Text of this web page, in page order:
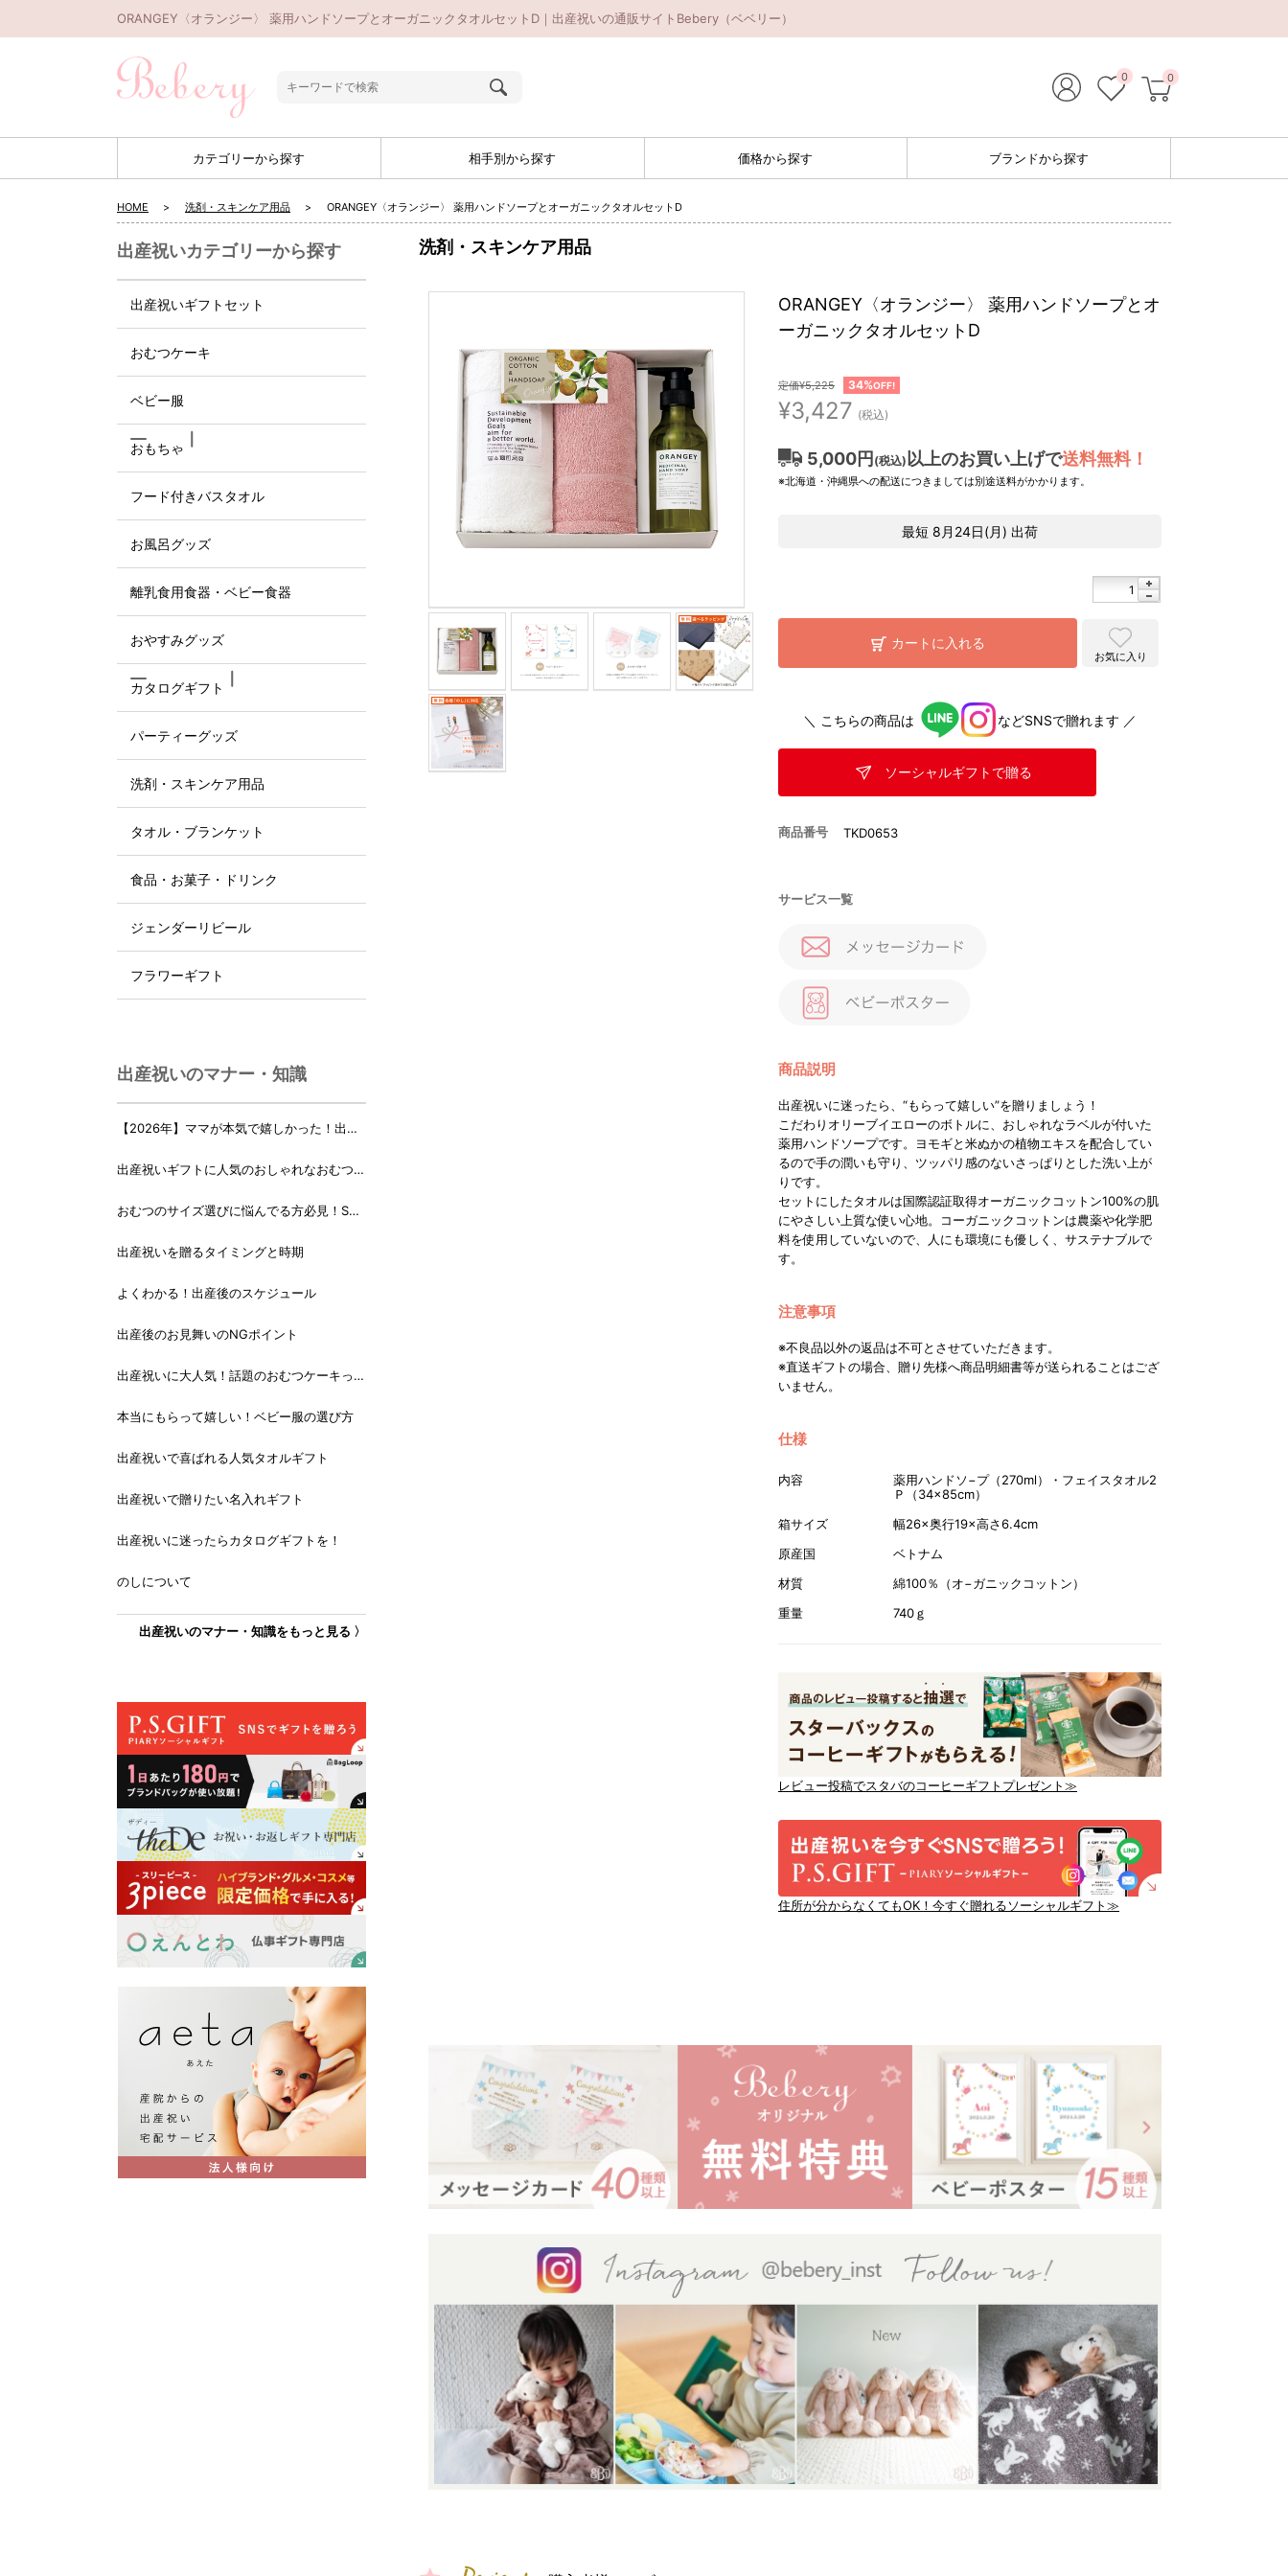
ORANGEY〈オランジー〉 薬用ハンドソープとオーガニックタオルセットD｜出産祝いの通販サイトBebery（ベベリー）
0 0
カテゴリーから探す 相手別から探す 価格から探す ブランドから探す
HOME 洗剤・スキンケア用品 ORANGEY〈オランジー〉 薬用ハンドソープとオーガニックタオルセットD
洗剤・スキンケア用品
ORANGEY〈オランジー〉 薬用ハンドソープとオ
ーガニックタオルセットD
定価¥5,225 34%OFF!
¥3,427 (税込)
5,000円 (税込) 以上のお買い上げで送料無料！
※北海道・沖縄県への配送につきましては別途送料がかかります。
最短 8月24日(月) 出荷
カートに入れる
お気に入り
＼ こちらの商品は などSNSで贈れます ／
ソーシャルギフトで贈る
商品番号 TKD0653
サービス一覧
商品説明
出産祝いに迷ったら、“もらって嬉しい”を贈りましょう！
こだわりオリーブイエローのボトルに、おしゃれなラベルが付いた
薬用ハンドソープです。ヨモギと米ぬかの植物エキスを配合してい
るので手の潤いも守り、ツッパリ感のないさっぱりとした洗い上が
りです。
セットにしたタオルは国際認証取得オーガニックコットン100%の肌
にやさしい上質な使い心地。コーガニックコットンは農薬や化学肥
料を使用していないので、人にも環境にも優しく、サステナブルで
す。
注意事項
※不良品以外の返品は不可とさせていただきます。
※直送ギフトの場合、贈り先様へ商品明細書等が送られることはござ
いません。
仕様
内容
薬用ハンドソ−プ（270ml）・フェイスタオル2
Ｐ（34×85cm）
箱サイズ
幅26×奥行19×高さ6.4cm
原産国
ベトナム
材質
綿100％（オ−ガニックコットン）
重量
740ｇ
レビュー投稿でスタバのコーヒーギフトプレゼント≫
住所が分からなくてもOK！今すぐ贈れるソーシャルギフト≫
出産祝いカテゴリーから探す
出産祝いギフトセット
おむつケーキ
ベビー服
おもちゃ
フード付きバスタオル
お風呂グッズ
離乳食用食器・ベビー食器
おやすみグッズ
カタログギフト
パーティーグッズ
洗剤・スキンケア用品
タオル・ブランケット
食品・お菓子・ドリンク
ジェンダーリビール
フラワーギフト
出産祝いのマナー・知識
【2026年】ママが本気で嬉しかった！出産
出産祝いギフトに人気のおしゃれなおむつケ
おむつのサイズ選びに悩んでる方必見！Sサ
出産祝いを贈るタイミングと時期
よくわかる！出産後のスケジュール
出産後のお見舞いのNGポイント
出産祝いに大人気！話題のおむつケーキっ
本当にもらって嬉しい！ベビー服の選び方
出産祝いで喜ばれる人気タオルギフト
出産祝いで贈りたい名入れギフト
出産祝いに迷ったらカタログギフトを！
のしについて
出産祝いのマナー・知識をもっと見る 〉